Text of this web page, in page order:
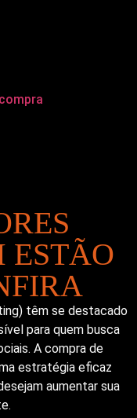
ESTÃO
têm se destacado
para quem busca
A compra de
estratégia eficaz
aumentar sua